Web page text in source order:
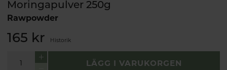
Moringapulver 250g
Rawpowder
165 kr Historik
LÄGG I VARUKORGEN